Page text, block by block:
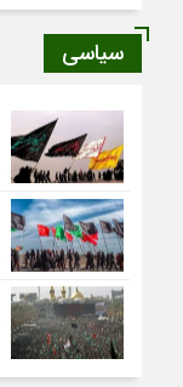
سیاسی